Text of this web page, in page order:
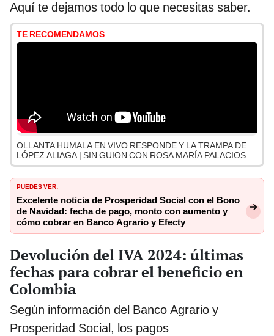
Aquí te dejamos todo lo que necesitas saber.
TE RECOMENDAMOS
OLLANTA HUMALA EN VIVO RESPONDE Y LA TRAMPA DE
LÓPEZ ALIAGA | SIN GUION CON ROSA MARÍA PALACIOS
PUEDES VER:
Excelente noticia de Prosperidad Social con el Bono
de Navidad: fecha de pago, monto con aumento y
cómo cobrar en Banco Agrario y Efecty
Devolución del IVA 2024: últimas
fechas para cobrar el beneficio en
Colombia
Según información del Banco Agrario y
Prosperidad Social, los pagos